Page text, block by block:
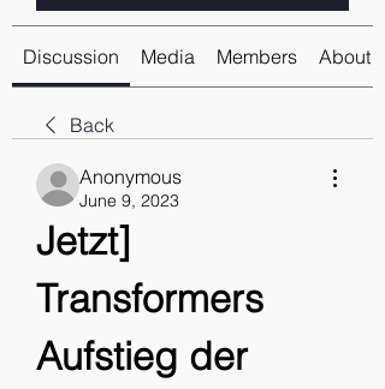
Discussion Media Members About
Back
Anonymous
June 9, 2023
Jetzt]
Transformers
Aufstieg der